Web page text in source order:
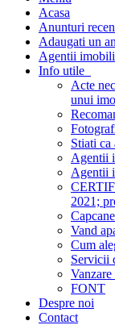
Acasa
Anunturi
Adaugati un
Agentii
Info utile
Acte
unui
Stiati ca
Agentii
Agentii
2021;
Vand
Cum
Servicii
FONT
Despre noi
Contact